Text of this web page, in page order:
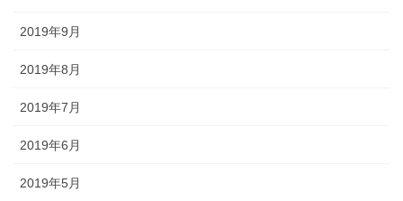
2019年9月
2019年8月
2019年7月
2019年6月
2019年5月